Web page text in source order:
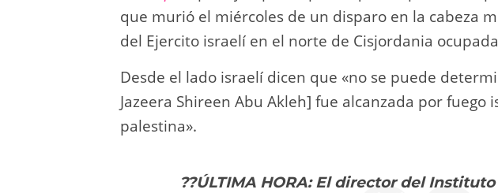
que murió el miércoles de un disparo en la cabeza
del Ejercito israelí en el norte de Cisjordania
Desde el lado israelí dicen que «no se puede
Jazeera Shireen Abu Akleh] fue alcanzada por fuego
palestina».
??ÚLTIMA HORA: El director del